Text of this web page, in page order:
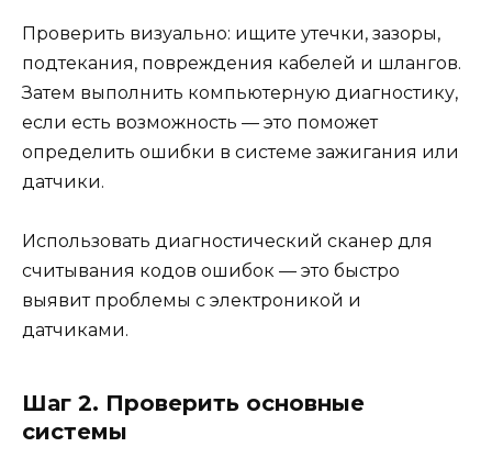
Проверить визуально: ищите утечки, зазоры,
подтекания, повреждения кабелей и шлангов.
Затем выполнить компьютерную диагностику,
если есть возможность — это поможет
определить ошибки в системе зажигания или
датчики.
Использовать диагностический сканер для
считывания кодов ошибок — это быстро
выявит проблемы с электроникой и
датчиками.
Шаг 2. Проверить основные
системы